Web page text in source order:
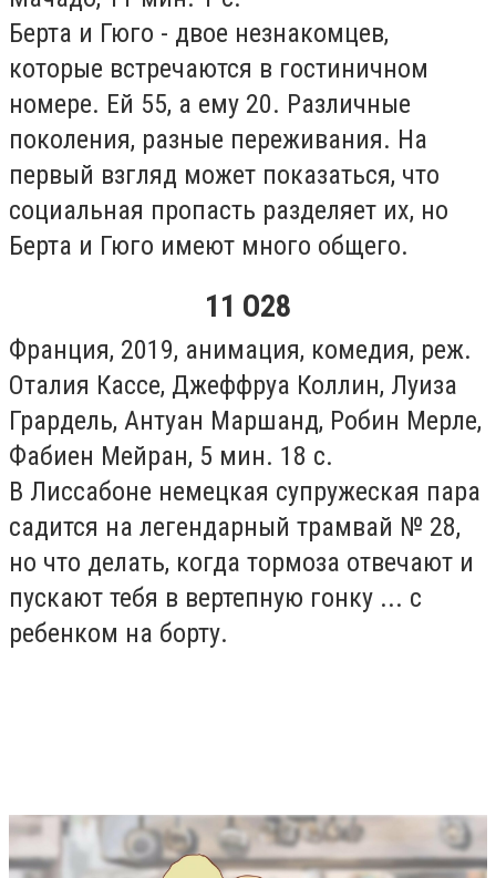
Берта и Гюго - двое незнакомцев,
которые встречаются в гостиничном
номере. Ей 55, а ему 20. Различные
поколения, разные переживания. На
первый взгляд может показаться, что
социальная пропасть разделяет их, но
Берта и Гюго имеют много общего.
11 О28
Франция, 2019, анимация, комедия, реж.
Оталия Кассе, Джеффруа Коллин, Луиза
Грардель, Антуан Маршанд, Робин Мерле,
Фабиен Мейран, 5 мин. 18 с.
В Лиссабоне немецкая супружеская пара
садится на легендарный трамвай № 28,
но что делать, когда тормоза отвечают и
пускают тебя в вертепную гонку ... с
ребенком на борту.